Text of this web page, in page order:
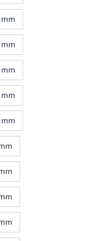
mm
mm
mm
mm
mm